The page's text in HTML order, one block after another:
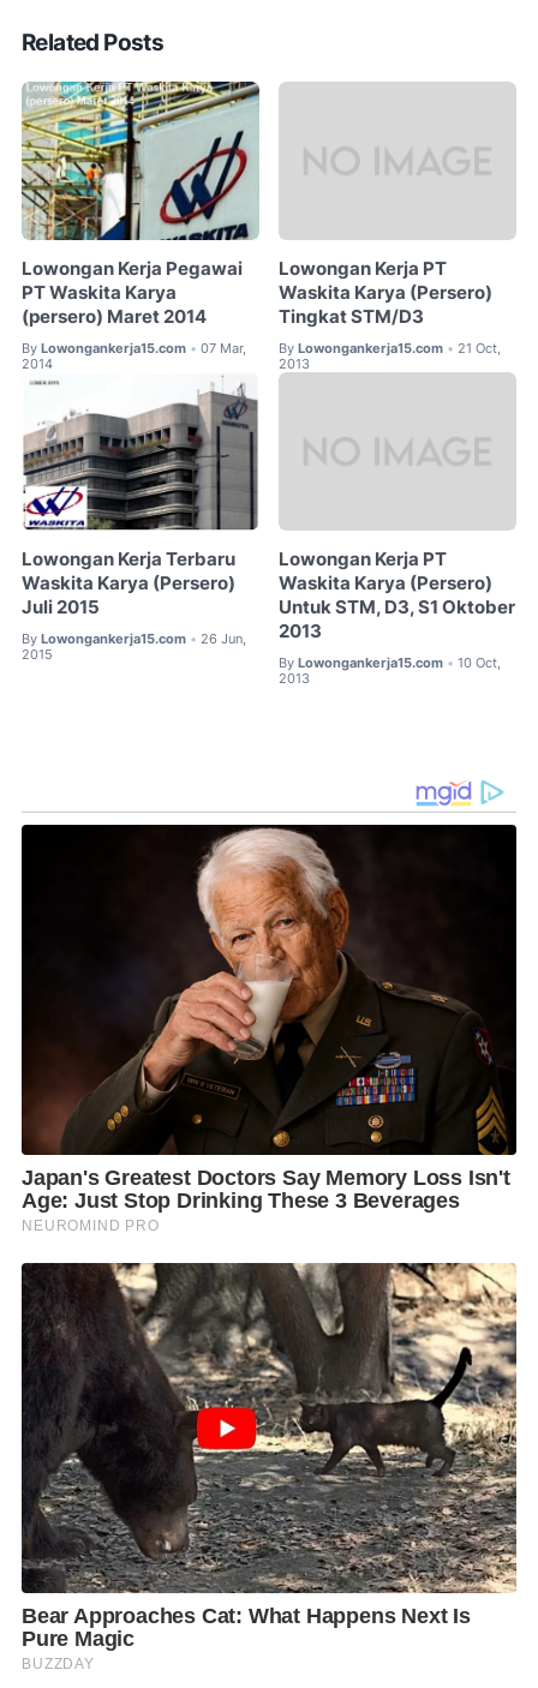
Related Posts
Lowongan Kerja Pegawai
PT Waskita Karya
(persero) Maret 2014
By Lowongankerja15.com • 07 Mar,
2014
Lowongan Kerja PT
Waskita Karya (Persero)
Tingkat STM/D3
By Lowongankerja15.com • 21 Oct,
2013
Lowongan Kerja Terbaru
Waskita Karya (Persero)
Juli 2015
By Lowongankerja15.com • 26 Jun,
2015
Lowongan Kerja PT
Waskita Karya (Persero)
Untuk STM, D3, S1 Oktober
2013
By Lowongankerja15.com • 10 Oct,
2013